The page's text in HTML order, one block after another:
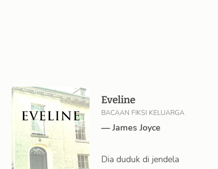
Eveline
BACAAN FIKSI KELUARGA
—James Joyce
Dia duduk di jendela